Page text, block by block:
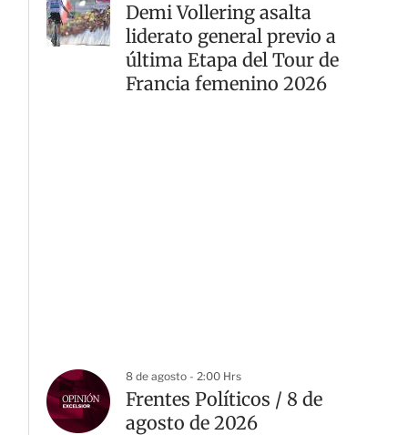
Demi Vollering asalta
liderato general previo a
última Etapa del Tour de
Francia femenino 2026
8 de agosto - 2:00 Hrs
Frentes Políticos / 8 de
agosto de 2026